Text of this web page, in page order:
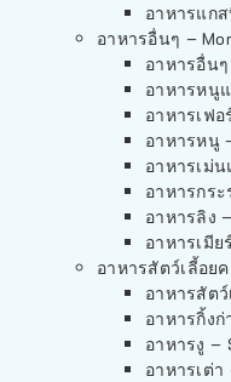
อาหารแก
อาหารอื่นๆ –
อาหารอื่นๆ
อาหารหนู
อาหารเฟอ
อาหารหนู
อาหารเม่
อาหารกร
อาหารลิง
อาหารเมีย
อาหารสัตว์เลี้อย
อาหารสัต
อาหารกิ้งก่
อาหารงู –
อาหารเต่